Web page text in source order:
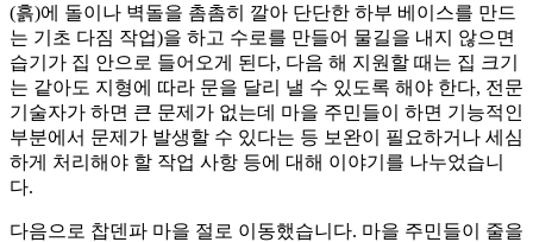
(흙)에 돌이나 벽돌을 촘촘히 깔아 단단한 하부 베이스를 만드
는 기초 다짐 작업)을 하고 수로를 만들어 물길을 내지 않으면
습기가 집 안으로 들어오게 된다, 다음 해 지원할 때는 집 크기
는 같아도 지형에 따라 문을 달리 낼 수 있도록 해야 한다, 전문
기술자가 하면 큰 문제가 없는데 마을 주민들이 하면 기능적인
부분에서 문제가 발생할 수 있다는 등 보완이 필요하거나 세심
하게 처리해야 할 작업 사항 등에 대해 이야기를 나누었습니
다.
다음으로 찹덴파 마을 절로 이동했습니다. 마을 주민들이 줄을